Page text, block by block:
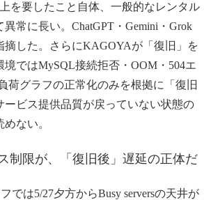
を要したこと自体、一般的なレンタル
常に長い。ChatGPT・Gemini・Grok
摘した。さらにKAGOYAが「復旧」を
ではMySQL接続拒否・OOM・504エ
荷グラフの正常化のみを根拠に「復旧
ービス提供品質が戻っていない状態の
ない。
制限が、「復旧後」遅延の正体だ
では5/27夕方からBusy serversの天井が